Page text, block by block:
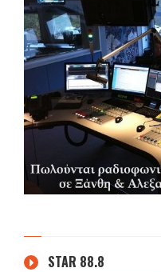
STAR 88.8